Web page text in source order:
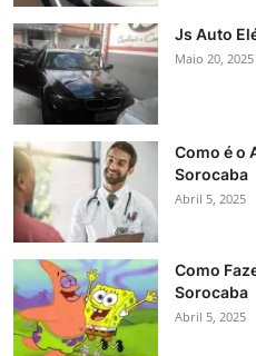
Js Auto
Maio 20, 2025
Como é o
Sorocaba
Abril 5, 2025
Como
Sorocaba
Abril 5, 2025